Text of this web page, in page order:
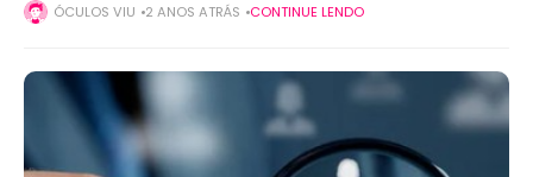
rentabilidade e atrair um público mais exigente. No entanto,
ÓCULOS VIU 2 ANOS ATRÁS CONTINUE LENDO